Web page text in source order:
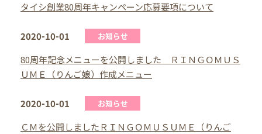
タイシ創業80周年キャンペーン応募要項について
2020-10-01 お知らせ
80周年記念メニューを公開しました ＲＩＮＧＯＭＵＳ
ＵＭＥ（りんご娘）作成メニュー
2020-10-01 お知らせ
ＣＭを公開しましたＲＩＮＧＯＭＵＳＵＭＥ（りんご